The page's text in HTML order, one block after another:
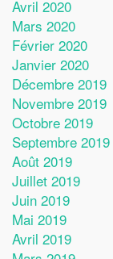
Avril 2020
Mars 2020
Février 2020
Janvier 2020
Décembre 2019
Novembre 2019
Octobre 2019
Septembre 2019
Août 2019
Juillet 2019
Juin 2019
Mai 2019
Avril 2019